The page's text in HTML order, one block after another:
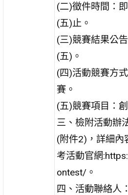
(二)徵件時間：
(五)止。
(三)競賽結果公
(五)。
(四)活動競賽方
賽。
(五)競賽項目：
三、檢附活動辦
(附件2)，詳細內
考活動官網
ontest/。
四、活動聯絡人：